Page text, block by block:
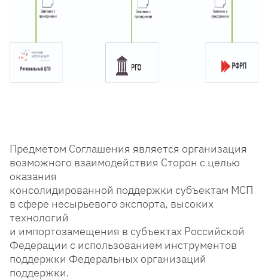
Предметом Соглашения является организация
возможного взаимодействия Сторон с целью
оказания
консолидированной поддержки субъектам МСП
в сфере несырьевого экспорта, высоких
технологий
и импортозамещения в субъектах Российской
Федерации с использованием инструментов
поддержки Федеральных организаций
поддержки.